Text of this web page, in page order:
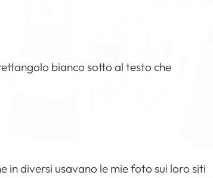
bianco sotto al testo che
in diversi usavano le mie foto sui loro siti